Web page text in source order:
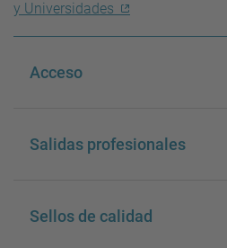
y Universidades
Acceso
Salidas profesionales
Sellos de calidad